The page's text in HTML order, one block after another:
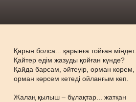
Қарын болса... қарынға тойған міндет.
Қайтер едім жазуды қойған күнде?
Қайда барсам, әйтеуір, орман көрем,
орман көрсем кетеді ойланғым кеп.
Жалаң қылыш – бұлақтар... жатқан